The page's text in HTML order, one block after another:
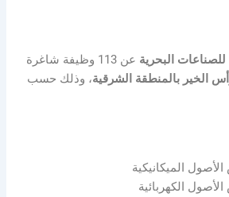
للصناعات البحرية
عن 113 وظيفة شاغرة
الخير بالمنطقة الشرقية، وذلك حسب
الميكانيكية
الكهربائية